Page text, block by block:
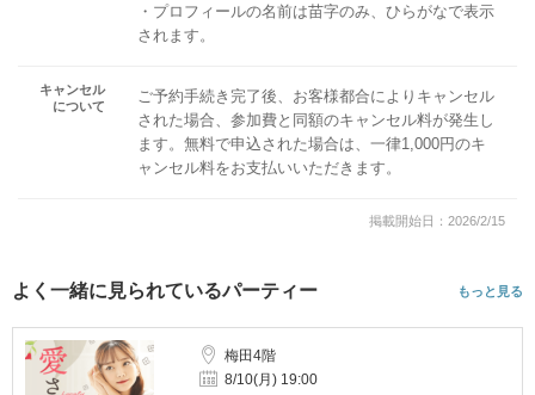
・プロフィールの名前は苗字のみ、ひらがなで表示
されます。
キャンセル
について
ご予約手続き完了後、お客様都合によりキャンセル
された場合、参加費と同額のキャンセル料が発生し
ます。無料で申込された場合は、一律1,000円のキ
ャンセル料をお支払いいただきます。
掲載開始日：2026/2/15
よく一緒に見られているパーティー もっと見る
梅田4階
8/10(月) 19:00